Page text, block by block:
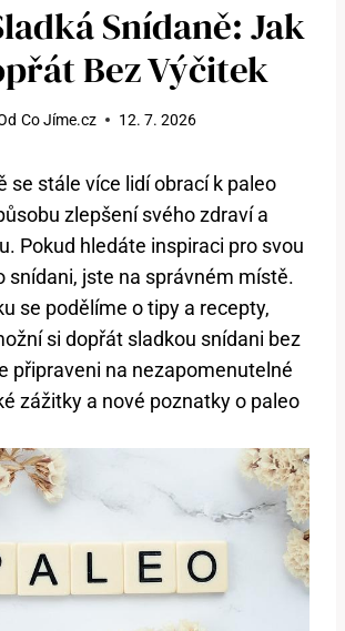
Snídaně: Jak
Bez Výčitek
Co Jíme.cz 12. 7. 2026
se stále více lidí obrací k paleo
zlepšení svého zdraví a
Pokud hledáte inspiraci pro svou
snídani, jste na správném místě.
se podělíme o tipy a recepty,
si dopřát sladkou snídani bez
připraveni na nezapomenutelné
zážitky a nové poznatky o paleo